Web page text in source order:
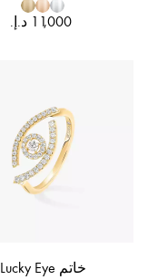
خاتم Lucky Eye